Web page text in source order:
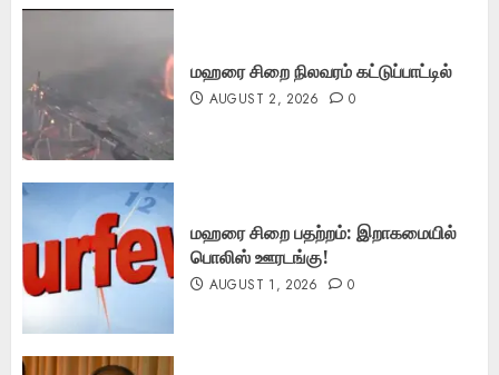
மஹரை சிறை நிலவரம் கட்டுப்பாட்டில்
AUGUST 2, 2026 0
மஹரை சிறை பதற்றம்: இறாகமையில்
பொலிஸ் ஊரடங்கு!
AUGUST 1, 2026 0